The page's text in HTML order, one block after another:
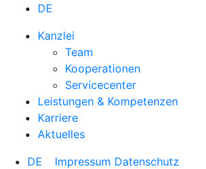
DE
Kanzlei
Team
Kooperationen
Servicecenter
Leistungen & Kompetenzen
Karriere
Aktuelles
DE
Impressum Datenschutz